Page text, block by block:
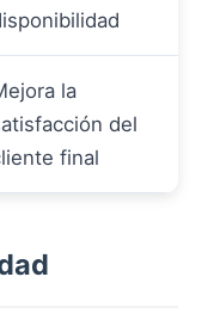
la
del
final